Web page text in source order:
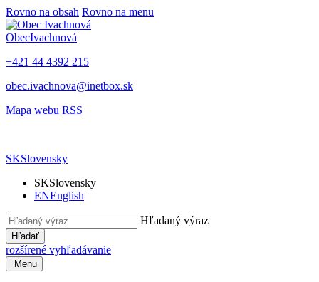
Rovno na obsah Rovno na menu
ObecIvachnová
+421 44 4392 215
obec.ivachnova@inetbox.sk
Mapa webu RSS
SKSlovensky
SKSlovensky
ENEnglish
Hľadaný výraz
Hľadať
rozšírené vyhľadávanie
Menu